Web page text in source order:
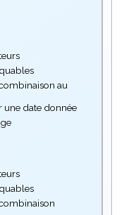
au
une date donnée